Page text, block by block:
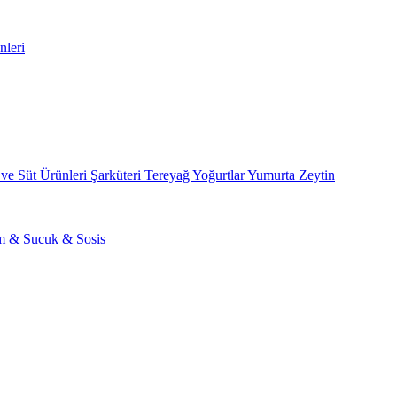
Süt Ürünleri Şarküteri TereyağYoğurtlarYumurta Zeytin
& Sucuk & Sosis